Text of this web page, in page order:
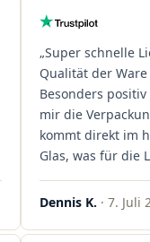
„Super schnelle
Qualität der
Besonders
mir die
kommt direkt im
Glas, was für die
ist. Ich bestelle
wieder!"
Dennis K. · 7. Juli